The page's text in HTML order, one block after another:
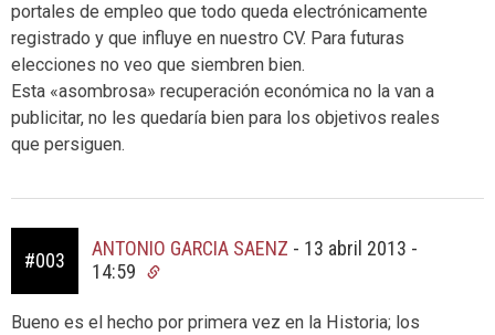
portales de empleo que todo queda electrónicamente
registrado y que influye en nuestro CV. Para futuras
elecciones no veo que siembren bien.
Esta «asombrosa» recuperación económica no la van a
publicitar, no les quedaría bien para los objetivos reales
que persiguen.
#003
ANTONIO GARCIA SAENZ - 13 abril 2013 -
14:59
Bueno es el hecho por primera vez en la Historia; los